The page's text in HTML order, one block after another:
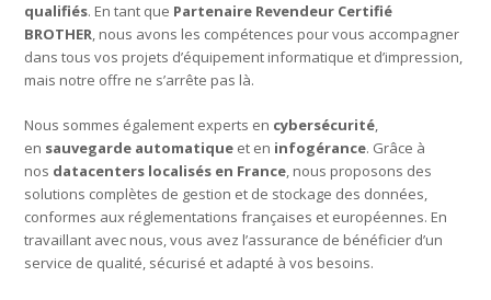
qualifiés. En tant que Partenaire Revendeur Certifié
BROTHER, nous avons les compétences pour vous accompagner
dans tous vos projets d’équipement informatique et d’impression,
mais notre offre ne s’arrête pas là.
Nous sommes également experts en cybersécurité,
en sauvegarde automatique et en infogérance. Grâce à
nos datacenters localisés en France, nous proposons des
solutions complètes de gestion et de stockage des données,
conformes aux réglementations françaises et européennes. En
travaillant avec nous, vous avez l’assurance de bénéficier d’un
service de qualité, sécurisé et adapté à vos besoins.